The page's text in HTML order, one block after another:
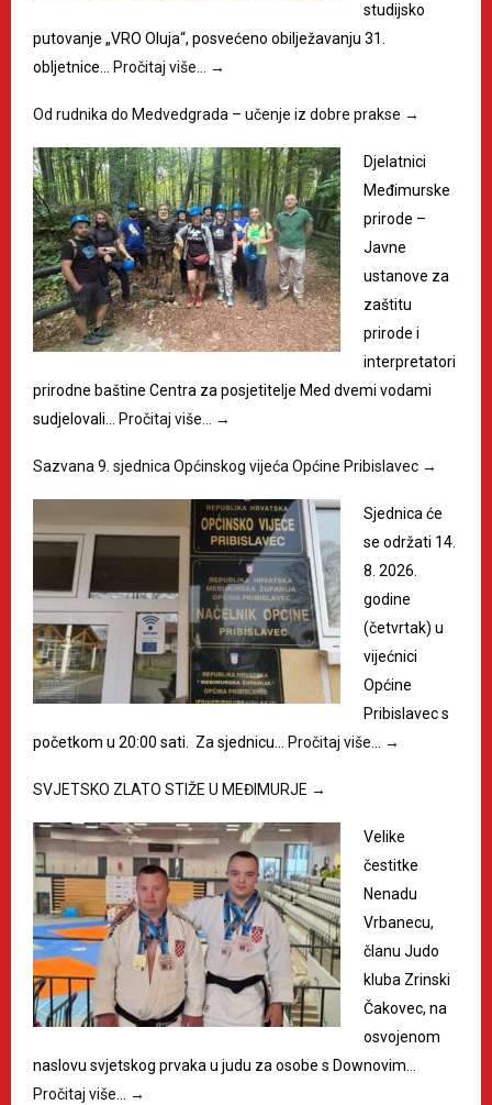
studijsko
putovanje „VRO Oluja“, posvećeno obilježavanju 31.
obljetnice… Pročitaj više… →
Od rudnika do Medvedgrada – učenje iz dobre prakse →
Djelatnici
Međimurske
prirode –
Javne
ustanove za
zaštitu
prirode i
interpretatori
prirodne baštine Centra za posjetitelje Med dvemi vodami
sudjelovali… Pročitaj više… →
Sazvana 9. sjednica Općinskog vijeća Općine Pribislavec →
Sjednica će
se održati 14.
8. 2026.
godine
(četvrtak) u
vijećnici
Općine
Pribislavec s
početkom u 20:00 sati. Za sjednicu… Pročitaj više… →
SVJETSKO ZLATO STIŽE U MEĐIMURJE →
Velike
čestitke
Nenadu
Vrbanecu,
članu Judo
kluba Zrinski
Čakovec, na
osvojenom
naslovu svjetskog prvaka u judu za osobe s Downovim…
Pročitaj više… →